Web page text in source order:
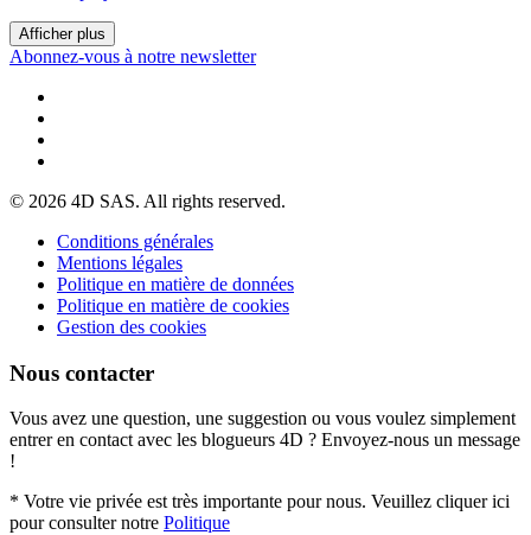
Afficher plus
Abonnez-vous à notre newsletter
© 2026 4D SAS. All rights reserved.
Conditions générales
Mentions légales
Politique en matière de données
Politique en matière de cookies
Gestion des cookies
Nous contacter
Vous avez une question, une suggestion ou vous voulez simplement
entrer en contact avec les blogueurs 4D ? Envoyez-nous un message
!
* Votre vie privée est très importante pour nous. Veuillez cliquer ici
pour consulter notre Politique